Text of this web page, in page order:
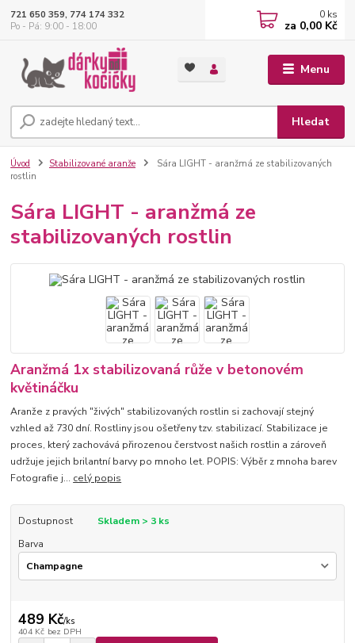
Menu
Hledat
721 650 359, 774 174 332
Po - Pá: 9:00 - 18:00
0 ks
za 0,00 Kč
Úvod Stabilizované aranže
Sára LIGHT - aranžmá ze stabilizovaných
rostlin
Sára LIGHT - aranžmá ze
stabilizovaných rostlin
Aranžmá 1x stabilizovaná růže v betonovém
květináčku
Aranže z pravých "živých" stabilizovaných rostlin si zachovají stejný
vzhled až 730 dní. Rostliny jsou ošetřeny tzv. stabilizací. Stabilizace je
proces, který zachovává přirozenou čerstvost našich rostlin a zároveň
udržuje jejich brilantní barvy po mnoho let. POPIS: Výběr z mnoha barev
Fotografie j... celý popis
Dostupnost
Skladem > 3 ks
Barva
489 Kč/ks
404 Kč bez DPH